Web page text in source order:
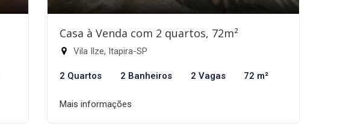
Casa à Venda com 2 quartos, 72m²
Vila Ilze, Itapira-SP
2 Quartos 2 Banheiros 2 Vagas 72 m²
Mais informações